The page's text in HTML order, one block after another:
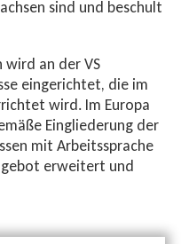
sind und beschult
wird an der VS
eingerichtet, die im
wird. Im Europa
Eingliederung der
mit Arbeitssprache
erweitert und